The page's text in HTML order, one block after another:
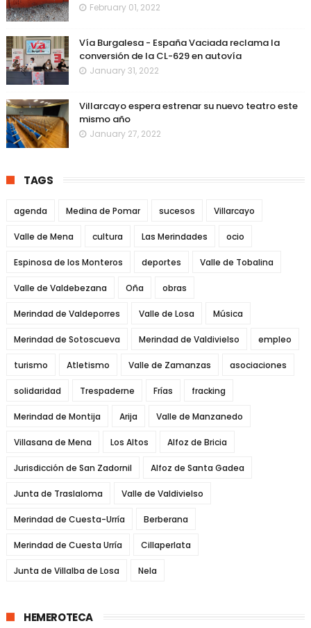
February 01, 2022
Vía Burgalesa - España Vaciada reclama la
conversión de la CL-629 en autovía
January 31, 2022
Villarcayo espera estrenar su nuevo teatro este
mismo año
January 27, 2022
TAGS
agenda Medina de Pomar sucesos Villarcayo
Valle de Mena cultura Las Merindades ocio
Espinosa de los Monteros deportes Valle de Tobalina
Valle de Valdebezana Oña obras
Merindad de Valdeporres Valle de Losa Música
Merindad de Sotoscueva Merindad de Valdivielso empleo
turismo Atletismo Valle de Zamanzas asociaciones
solidaridad Trespaderne Frías fracking
Merindad de Montija Arija Valle de Manzanedo
Villasana de Mena Los Altos Alfoz de Bricia
Jurisdicción de San Zadornil Alfoz de Santa Gadea
Junta de Traslaloma Valle de Valdivielso
Merindad de Cuesta-Urría Berberana
Merindad de Cuesta Urría Cillaperlata
Junta de Villalba de Losa Nela
HEMEROTECA